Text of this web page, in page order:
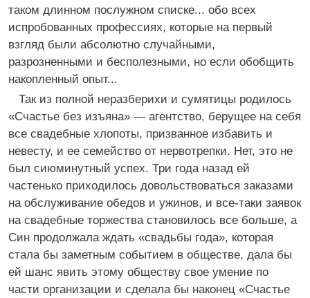
таком длинном послужном списке... обо всех
испробованных профессиях, которые на первый
взгляд были абсолютно случайными,
разрозненными и бесполезными, но если обобщить
накопленный опыт...
Так из полной неразберихи и сумятицы родилось
«Счастье без изъяна» — агентство, берущее на себя
все свадебные хлопоты, призванное избавить и
невесту, и ее семейство от нервотрепки. Нет, это не
был сиюминутный успех. Три года назад ей
частенько приходилось довольствоваться заказами
на обслуживание обедов и ужинов, и все-таки заявок
на свадебные торжества становилось все больше, а
Син продолжала ждать «свадьбы года», которая
стала бы заметным событием в обществе, дала бы
ей шанс явить этому обществу свое умение по
части организации и сделала бы наконец «Счастье